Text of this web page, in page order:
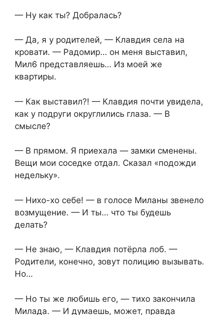
— Ну как ты? Добралась?
— Да, я у родителей, — Клавдия села на
кровати. — Радомир… он меня выставил,
Мил6 представляешь… Из моей же
квартиры.
— Как выставил?! — Клавдия почти увидела,
как у подруги округлились глаза. — В
смысле?
— В прямом. Я приехала — замки сменены.
Вещи мои соседке отдал. Сказал «подожди
недельку».
— Нихо-хо себе! — в голосе Миланы звенело
возмущение. — И ты… что ты будешь
делать?
— Не знаю, — Клавдия потёрла лоб. —
Родители, конечно, зовут полицию вызывать.
Но…
— Но ты же любишь его, — тихо закончила
Милада. — И думаешь, может, правда